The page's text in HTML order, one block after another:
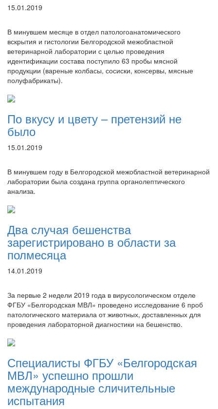
15.01.2019
В минувшем месяце в отдел патологоанатомического
вскрытия и гистологии Белгородской межобластной
ветеринарной лаборатории с целью проведения
идентификации состава поступило 63 пробы мясной
продукции (вареные колбасы, сосиски, консервы, мясные
полуфабрикаты).
По вкусу и цвету – претензий не
было
15.01.2019
В минувшем году в Белгородской межобластной ветеринарной
лаборатории была создана группа органолептического
анализа.
Два случая бешенства
зарегистрировано в области за
полмесяца
14.01.2019
За первые 2 недели 2019 года в вирусологическом отделе
ФГБУ «Белгородская МВЛ» проведено исследование 6 проб
патологического материала от животных, доставленных для
проведения лабораторной диагностики на бешенство.
Специалисты ФГБУ «Белгородская
МВЛ» успешно прошли
международные сличительные
испытания